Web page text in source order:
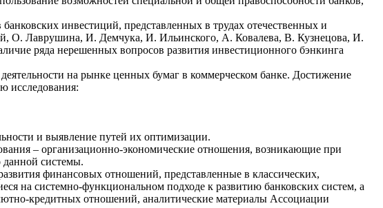
инвестиций, представленных в трудах отечественных и
О. Лаврушина, И. Демчука, И. Ильинского, А. Ковалева, В. Кузнецова, И.
ряда нерешенных вопросов развития инвестиционного бэнкинга
на рынке ценных бумаг в коммерческом банке. Достижение
исследования:
и выявление путей их оптимизации.
– организационно-экономические отношения, возникающие при
системы.
финансовых отношений, представленные в классических,
на системно-функциональном подходе к развитию банковских систем, а
кредитных отношений, аналитические материалы Ассоциации